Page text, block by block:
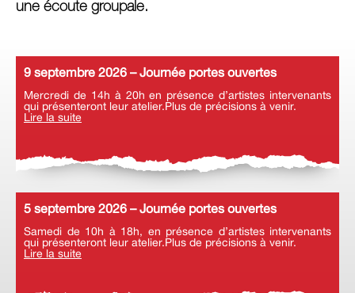
une écoute groupale.
9 septembre 2026 – Journée portes ouvertes
Mercredi de 14h à 20h en présence d’artistes intervenants
qui présenteront leur atelier.Plus de précisions à venir.
Lire la suite
5 septembre 2026 – Journée portes ouvertes
Samedi de 10h à 18h, en présence d’artistes intervenants
qui présenteront leur atelier.Plus de précisions à venir.
Lire la suite